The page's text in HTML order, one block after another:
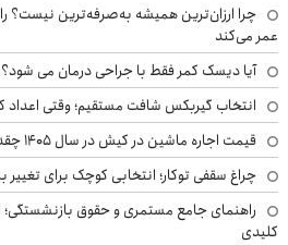
چرا ارزان‌ترین همیشه به‌صرفه‌ترین نیست؟
عمر می‌کند
آیا دیسک کمر فقط با جراحی درمان می
انتخاب گیربکس شافت مستقیم؛ وقتی اعداد
قیمت اجاره ماشین در کیش در سال ۱۴۰۵ چقدر تغییر کرده است؟
چراغ سقفی توکار؛ انتخابی کوچک برای
راهنمای جامع مستمری و حقوق
کلیدی